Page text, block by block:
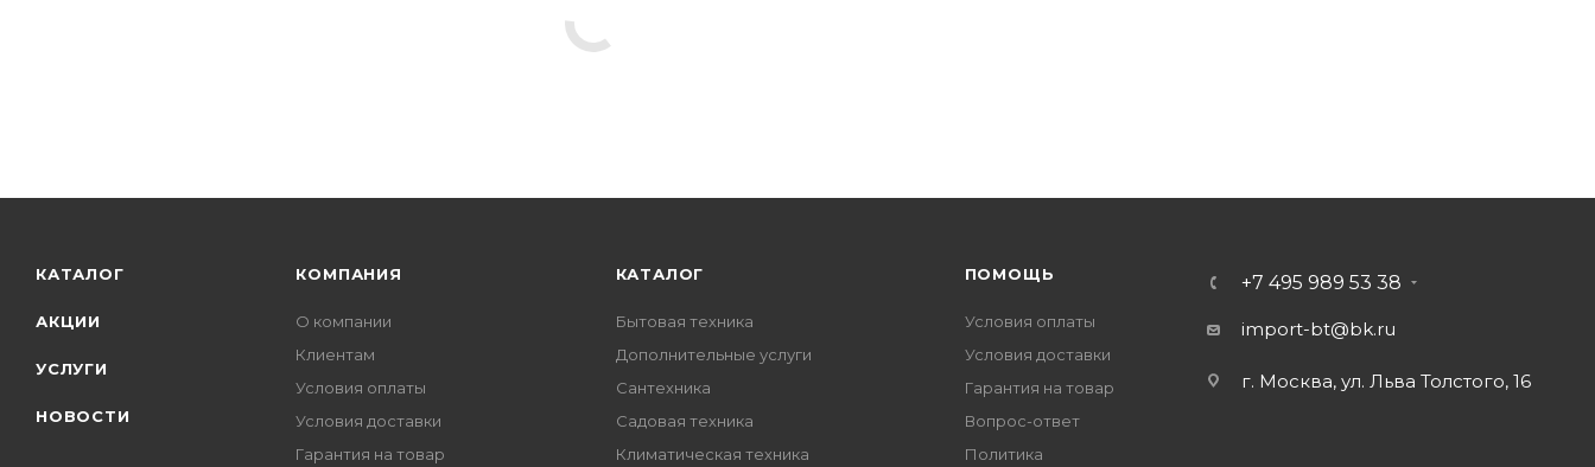
КАТАЛОГ
АКЦИИ
УСЛУГИ
НОВОСТИ
КОМПАНИЯ
О компании
Клиентам
Условия оплаты
Условия доставки
Гарантия на товар
КАТАЛОГ
Бытовая техника
Дополнительные услуги
Сантехника
Садовая техника
Климатическая техника
ПОМОЩЬ
Условия оплаты
Условия доставки
Гарантия на товар
Вопрос-ответ
Политика
+7 495 989 53 38
import-bt@bk.ru
г. Москва, ул. Льва Толстого, 16